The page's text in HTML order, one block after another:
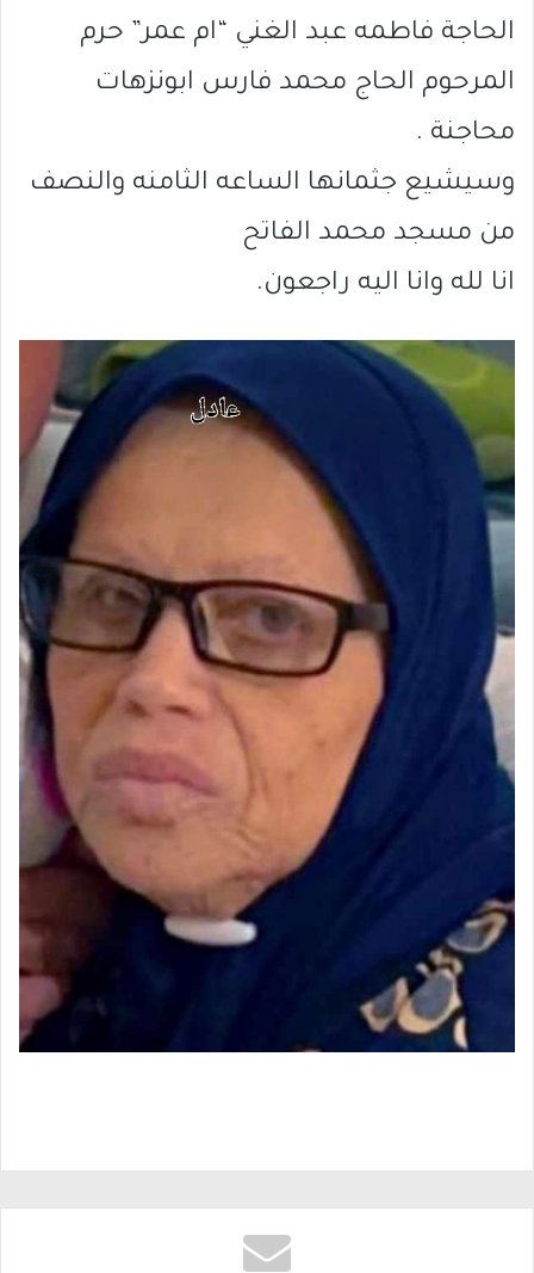
الحاجة فاطمه عبد الغني “ام عمر” حرم
المرحوم الحاج محمد فارس ابونزهات
محاجنة .
وسيشيع جثمانها الساعه الثامنه والنصف
من مسجد محمد الفاتح
انا لله وانا اليه راجعون.